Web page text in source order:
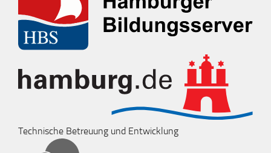
Technische Betreuung und Entwicklung